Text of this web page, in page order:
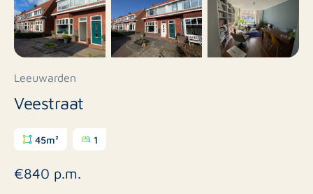
Leeuwarden
Veestraat
45m² 1
€840 p.m.